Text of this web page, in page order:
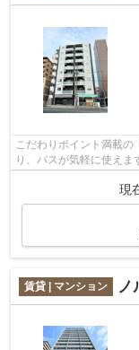
こだわりポイント満載の
り、バスが気軽に使え
です。外観タイル張りな
現
賃貸 | マンション ノ